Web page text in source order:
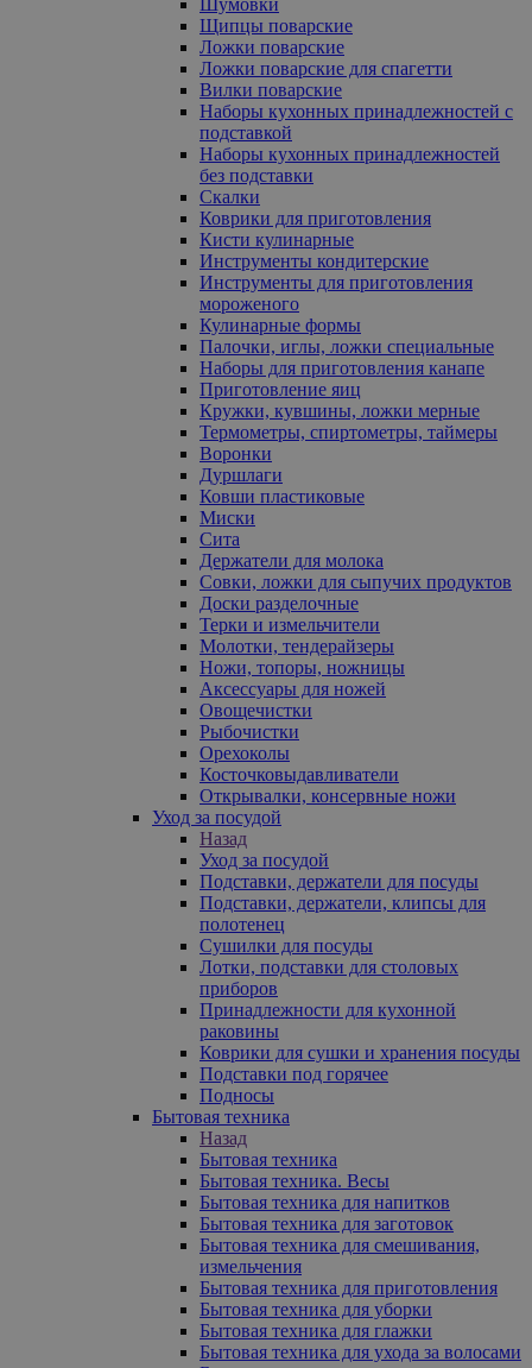
Щипцы поварские
Ложки поварские
Ложки поварские для спагетти
Вилки поварские
Наборы кухонных принадлежностей с
подставкой
Наборы кухонных принадлежностей
без подставки
Скалки
Коврики для приготовления
Кисти кулинарные
Инструменты кондитерские
Инструменты для приготовления
мороженого
Кулинарные формы
Палочки, иглы, ложки специальные
Наборы для приготовления канапе
Приготовление яиц
Кружки, кувшины, ложки мерные
Термометры, спиртометры, таймеры
Воронки
Дуршлаги
Ковши пластиковые
Миски
Сита
Держатели для молока
Совки, ложки для сыпучих продуктов
Доски разделочные
Терки и измельчители
Молотки, тендерайзеры
Ножи, топоры, ножницы
Аксессуары для ножей
Овощечистки
Рыбочистки
Орехоколы
Косточковыдавливатели
Открывалки, консервные ножи
Уход за посудой
Назад
Уход за посудой
Подставки, держатели для посуды
Подставки, держатели, клипсы для
полотенец
Сушилки для посуды
Лотки, подставки для столовых
приборов
Принадлежности для кухонной
раковины
Коврики для сушки и хранения посуды
Подставки под горячее
Подносы
Бытовая техника
Назад
Бытовая техника
Бытовая техника. Весы
Бытовая техника для напитков
Бытовая техника для заготовок
Бытовая техника для смешивания,
измельчения
Бытовая техника для приготовления
Бытовая техника для уборки
Бытовая техника для глажки
Бытовая техника для ухода за волосами